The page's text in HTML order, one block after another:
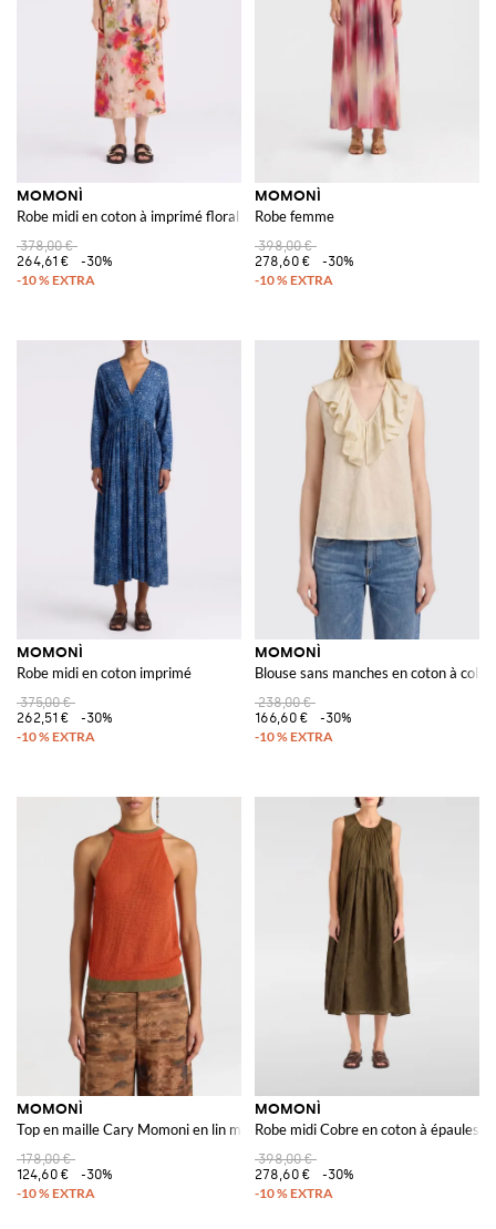
MOMONÌ
Robe midi en coton à imprimé floral
378,00 €
264,61 €
-30%
MOMONÌ
Robe femme
398,00 €
278,60 €
-30%
MOMONÌ
Robe midi en coton imprimé
375,00 €
262,51 €
-30%
MOMONÌ
Blouse sans manches en coton à col
238,00 €
166,60 €
-30%
MOMONÌ
Top en maille Cary Momoni en lin mélangé à encolure américaine
178,00 €
124,60 €
-30%
MOMONÌ
Robe midi Cobre en coton à épaules
398,00 €
278,60 €
-30%